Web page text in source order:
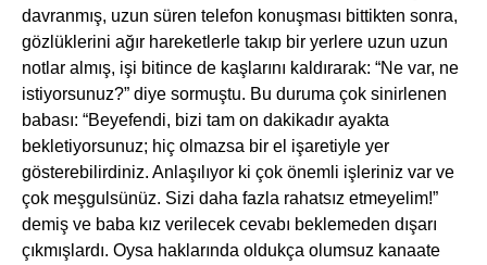
davranmış, uzun süren telefon konuşması bittikten sonra,
gözlüklerini ağır hareketlerle takıp bir yerlere uzun uzun
notlar almış, işi bitince de kaşlarını kaldırarak: “Ne var, ne
istiyorsunuz?” diye sormuştu. Bu duruma çok sinirlenen
babası: “Beyefendi, bizi tam on dakikadır ayakta
bekletiyorsunuz; hiç olmazsa bir el işaretiyle yer
gösterebilirdiniz. Anlaşılıyor ki çok önemli işleriniz var ve
çok meşgulsünüz. Sizi daha fazla rahatsız etmeyelim!”
demiş ve baba kız verilecek cevabı beklemeden dışarı
çıkmışlardı. Oysa haklarında oldukça olumsuz kanaate